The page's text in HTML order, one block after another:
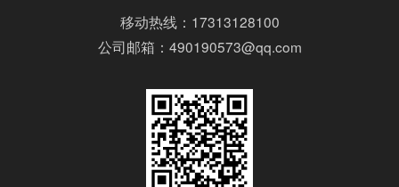
移动热线：17313128100
公司邮箱：490190573@qq.com